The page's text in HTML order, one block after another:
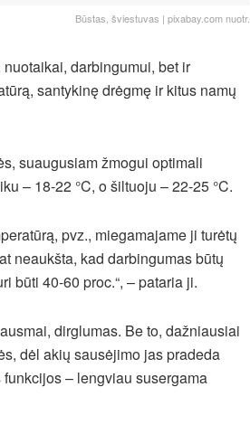
Būstas, šviestuvas | pixabay.com nuotr.
darbingumui, bet ir
santykinę drėgmę ir kitus namų
suaugusiam žmogui optimali
– 18-22 °C, o šiltuoju – 22-25 °C.
pvz., miegamajame ji turėtų
neaukšta, kad darbingumas būtų
būti 40-60 proc.“, – pataria ji.
dirglumas. Be to, dažniausiai
dėl akių sausėjimo jas pradeda
– lengviau susergama